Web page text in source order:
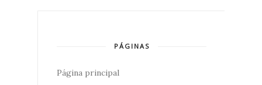
PÁGINAS
Página principal